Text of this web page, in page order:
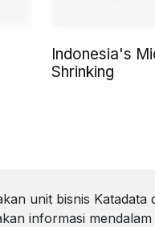
Indonesia's
Shrinking
unit bisnis Katadata
informasi